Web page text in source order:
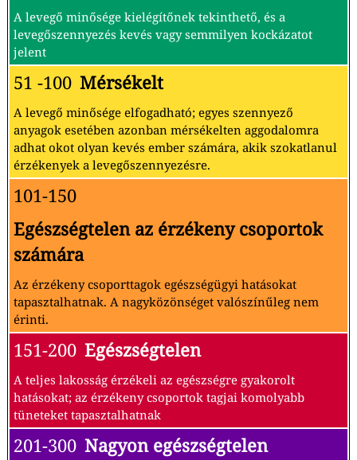
A levegő minősége kielégítőnek tekinthető, és a
levegőszennyezés kevés vagy semmilyen kockázatot
jelent
51 -100 Mérsékelt
A levegő minősége elfogadható; egyes szennyező
anyagok esetében azonban mérsékelten aggodalomra
adhat okot olyan kevés ember számára, akik szokatlanul
érzékenyek a levegőszennyezésre.
101-150
Egészségtelen az érzékeny csoportok
számára
Az érzékeny csoporttagok egészségügyi hatásokat
tapasztalhatnak. A nagyközönséget valószínűleg nem
érinti.
151-200 Egészségtelen
A teljes lakosság érzékeli az egészségre gyakorolt
hatásokat; az érzékeny csoportok tagjai komolyabb
tüneteket tapasztalhatnak
201-300 Nagyon egészségtelen